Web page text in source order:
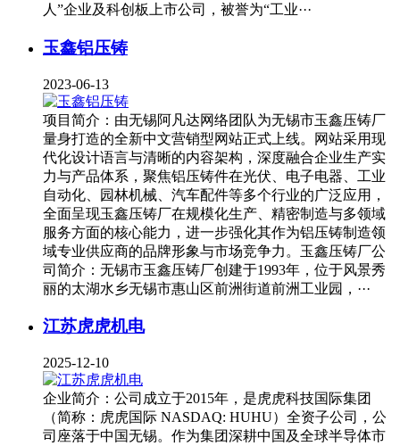
人”企业及科创板上市公司，被誉为“工业···
玉鑫铝压铸
2023-06-13
项目简介：由无锡阿凡达网络团队为无锡市玉鑫压铸厂
量身打造的全新中文营销型网站正式上线。网站采用现
代化设计语言与清晰的内容架构，深度融合企业生产实
力与产品体系，聚焦铝压铸件在光伏、电子电器、工业
自动化、园林机械、汽车配件等多个行业的广泛应用，
全面呈现玉鑫压铸厂在规模化生产、精密制造与多领域
服务方面的核心能力，进一步强化其作为铝压铸制造领
域专业供应商的品牌形象与市场竞争力。玉鑫压铸厂公
司简介：无锡市玉鑫压铸厂创建于1993年，位于风景秀
丽的太湖水乡无锡市惠山区前洲街道前洲工业园，···
江苏虎虎机电
2025-12-10
企业简介：公司成立于2015年，是虎虎科技国际集团
（简称：虎虎国际 NASDAQ: HUHU）全资子公司，公
司座落于中国无锡。作为集团深耕中国及全球半导体市